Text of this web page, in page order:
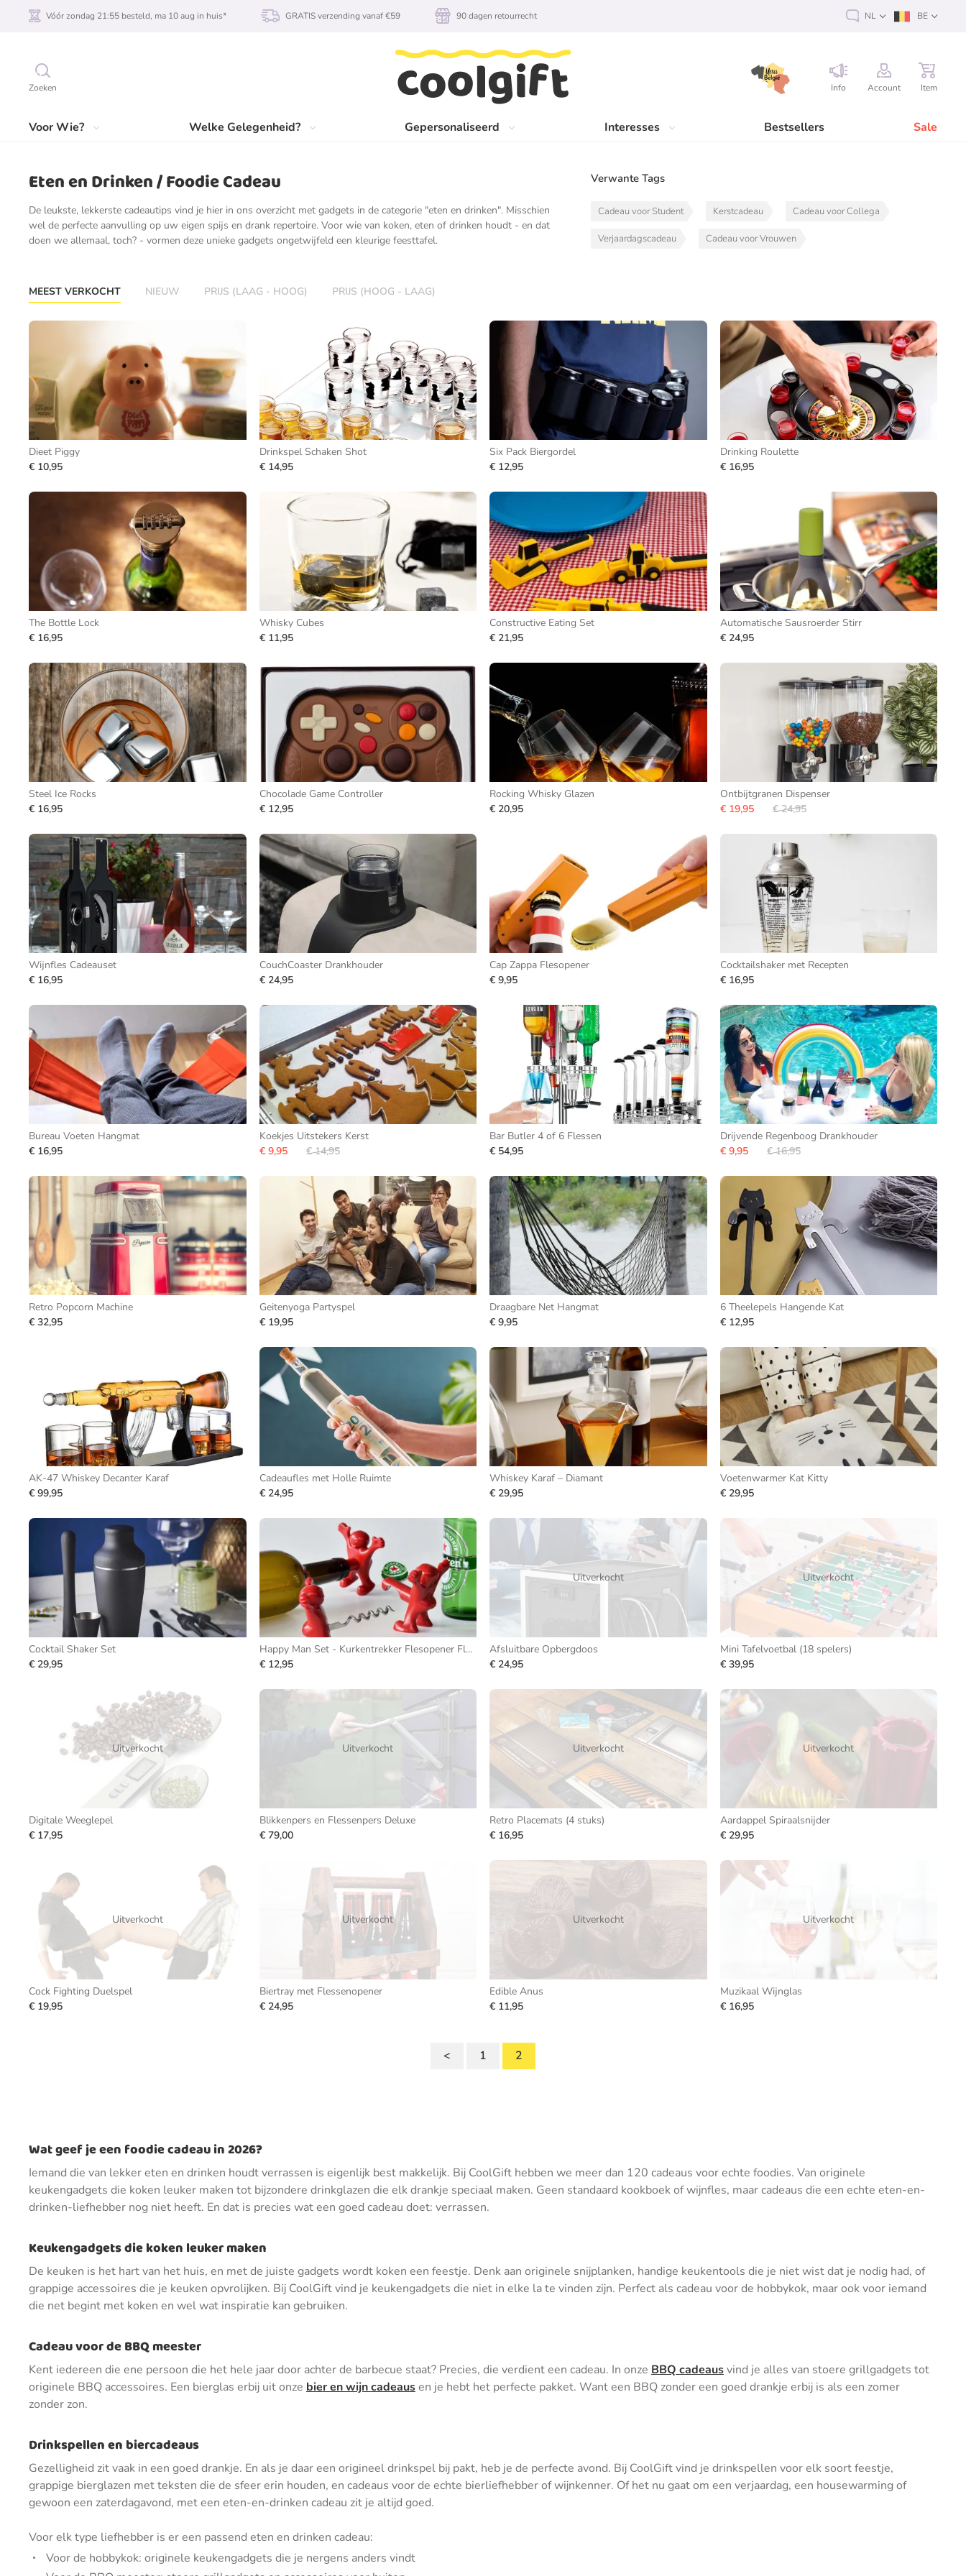
Zoeken Info Account Item
Voor Wie? Welke Gelegenheid? Gepersonaliseerd Interesses Bestsellers Sale
Vóór zondag 21:55 besteld, ma 10 aug in huis* GRATIS verzending vanaf €59 90 dagen retourrecht NL BE
Eten en Drinken / Foodie Cadeau
De leukste, lekkerste cadeautips vind je hier in ons overzicht met gadgets in de categorie "eten en drinken". Misschien
wel de perfecte aanvulling op uw eigen spijs en drank repertoire. Voor wie van koken, eten of drinken houdt - en dat
doen we allemaal, toch? - vormen deze unieke gadgets ongetwijfeld een kleurige feesttafel.
Verwante Tags
Cadeau voor Student Kerstcadeau Cadeau voor Collega
Verjaardagscadeau Cadeau voor Vrouwen
MEEST VERKOCHT NIEUW PRIJS (LAAG - HOOG) PRIJS (HOOG - LAAG)
Dieet Piggy
€ 10,95
Drinkspel Schaken Shot
€ 14,95
Six Pack Biergordel
€ 12,95
Drinking Roulette
€ 16,95
The Bottle Lock
€ 16,95
Whisky Cubes
€ 11,95
Constructive Eating Set
€ 21,95
Automatische Sausroerder Stirr
€ 24,95
Steel Ice Rocks
€ 16,95
Chocolade Game Controller
€ 12,95
Rocking Whisky Glazen
€ 20,95
Ontbijtgranen Dispenser
€ 19,95
€ 24,95
Wijnfles Cadeauset
€ 16,95
CouchCoaster Drankhouder
€ 24,95
Cap Zappa Flesopener
€ 9,95
Cocktailshaker met Recepten
€ 16,95
Bureau Voeten Hangmat
€ 16,95
Koekjes Uitstekers Kerst
€ 9,95
€ 14,95
Bar Butler 4 of 6 Flessen
€ 54,95
Drijvende Regenboog Drankhouder
€ 9,95
€ 16,95
Retro Popcorn Machine
€ 32,95
Geitenyoga Partyspel
€ 19,95
Draagbare Net Hangmat
€ 9,95
6 Theelepels Hangende Kat
€ 12,95
AK-47 Whiskey Decanter Karaf
€ 99,95
Cadeaufles met Holle Ruimte
€ 24,95
Whiskey Karaf – Diamant
€ 29,95
Voetenwarmer Kat Kitty
€ 29,95
Cocktail Shaker Set
€ 29,95
Happy Man Set - Kurkentrekker Flesopener Flessenstop
€ 12,95
Uitverkocht
Afsluitbare Opbergdoos
€ 24,95
Uitverkocht
Mini Tafelvoetbal (18 spelers)
€ 39,95
Uitverkocht
Digitale Weeglepel
€ 17,95
Uitverkocht
Blikkenpers en Flessenpers Deluxe
€ 79,00
Uitverkocht
Retro Placemats (4 stuks)
€ 16,95
Uitverkocht
Aardappel Spiraalsnijder
€ 29,95
Uitverkocht
Cock Fighting Duelspel
€ 19,95
Uitverkocht
Biertray met Flessenopener
€ 24,95
Uitverkocht
Edible Anus
€ 11,95
Uitverkocht
Muzikaal Wijnglas
€ 16,95
< 1 2
Wat geef je een foodie cadeau in 2026?
Iemand die van lekker eten en drinken houdt verrassen is eigenlijk best makkelijk. Bij CoolGift hebben we meer dan 120 cadeaus voor echte foodies. Van originele
keukengadgets die koken leuker maken tot bijzondere drinkglazen die elk drankje speciaal maken. Geen standaard kookboek of wijnfles, maar cadeaus die een echte eten-en-
drinken-liefhebber nog niet heeft. En dat is precies wat een goed cadeau doet: verrassen.
Keukengadgets die koken leuker maken
De keuken is het hart van het huis, en met de juiste gadgets wordt koken een feestje. Denk aan originele snijplanken, handige keukentools die je niet wist dat je nodig had, of
grappige accessoires die je keuken opvrolijken. Bij CoolGift vind je keukengadgets die niet in elke la te vinden zijn. Perfect als cadeau voor de hobbykok, maar ook voor iemand
die net begint met koken en wel wat inspiratie kan gebruiken.
Cadeau voor de BBQ meester
Kent iedereen die ene persoon die het hele jaar door achter de barbecue staat? Precies, die verdient een cadeau. In onze BBQ cadeausvind je alles van stoere grillgadgets tot
originele BBQ accessoires. Een bierglas erbij uit onze bier en wijn cadeausen je hebt het perfecte pakket. Want een BBQ zonder een goed drankje erbij is als een zomer
zonder zon.
Drinkspellen en biercadeaus
Gezelligheid zit vaak in een goed drankje. En als je daar een origineel drinkspel bij pakt, heb je de perfecte avond. Bij CoolGift vind je drinkspellen voor elk soort feestje,
grappige bierglazen met teksten die de sfeer erin houden, en cadeaus voor de echte bierliefhebber of wijnkenner. Of het nu gaat om een verjaardag, een housewarming of
gewoon een zaterdagavond, met een eten-en-drinken cadeau zit je altijd goed.
Voor elk type liefhebber is er een passend eten en drinken cadeau:
Voor de hobbykok: originele keukengadgets die je nergens anders vindt